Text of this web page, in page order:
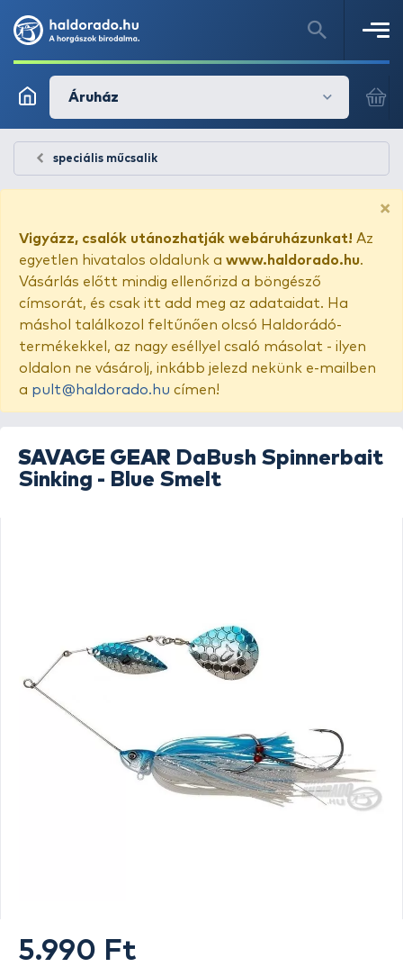
Áruház
speciális műcsalik
×
Vigyázz, csalók utánozhatják webáruházunkat! Az
egyetlen hivatalos oldalunk a www.haldorado.hu.
Vásárlás előtt mindig ellenőrizd a böngésző
címsorát, és csak itt add meg az adataidat. Ha
máshol találkozol feltűnően olcsó Haldorádó-
termékekkel, az nagy eséllyel csaló másolat - ilyen
oldalon ne vásárolj, inkább jelezd nekünk e-mailben
a pult@haldorado.hu címen!
SAVAGE GEAR DaBush Spinnerbait
Sinking - Blue Smelt
5.990 Ft